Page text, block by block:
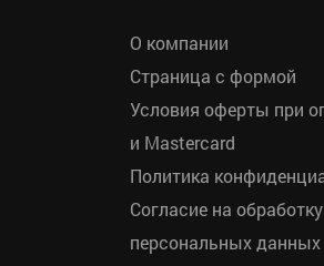
О компании
Страница с формой
Условия оферты при
и Mastercard
Политика
Согласие на обработку
персональных данных